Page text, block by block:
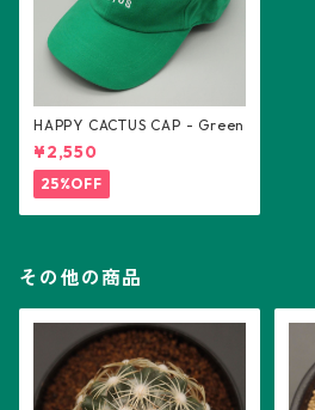
HAPPY CACTUS CAP - Green
¥2,550
25%OFF
その他の商品